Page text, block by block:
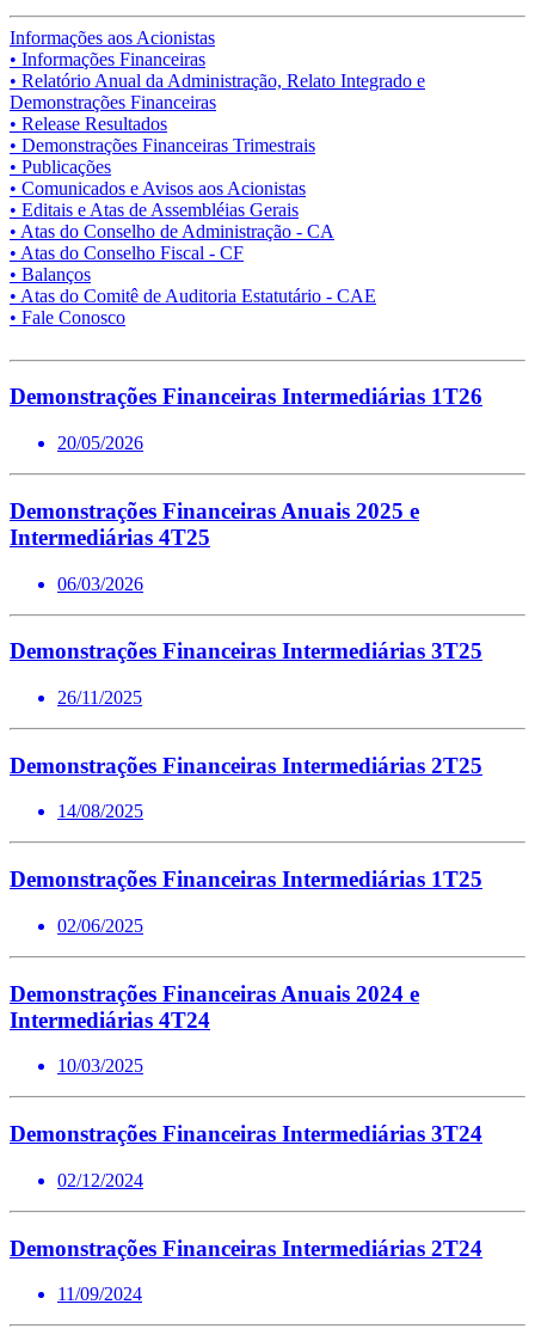
Informações aos Acionistas
• Informações Financeiras
• Relatório Anual da Administração, Relato Integrado e
Demonstrações Financeiras
• Release Resultados
• Demonstrações Financeiras Trimestrais
• Publicações
• Comunicados e Avisos aos Acionistas
• Editais e Atas de Assembléias Gerais
• Atas do Conselho de Administração - CA
• Atas do Conselho Fiscal - CF
• Balanços
• Atas do Comitê de Auditoria Estatutário - CAE
• Fale Conosco
Demonstrações Financeiras Intermediárias 1T26
20/05/2026
Demonstrações Financeiras Anuais 2025 e
Intermediárias 4T25
06/03/2026
Demonstrações Financeiras Intermediárias 3T25
26/11/2025
Demonstrações Financeiras Intermediárias 2T25
14/08/2025
Demonstrações Financeiras Intermediárias 1T25
02/06/2025
Demonstrações Financeiras Anuais 2024 e
Intermediárias 4T24
10/03/2025
Demonstrações Financeiras Intermediárias 3T24
02/12/2024
Demonstrações Financeiras Intermediárias 2T24
11/09/2024